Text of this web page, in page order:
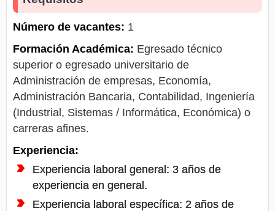
Número de vacantes: 1
Formación Académica: Egresado técnico
superior o egresado universitario de
Administración de empresas, Economía,
Administración Bancaria, Contabilidad, Ingeniería
(Industrial, Sistemas / Informática, Económica) o
carreras afines.
Experiencia:
Experiencia laboral general: 3 años de
experiencia en general.
Experiencia laboral específica: 2 años de